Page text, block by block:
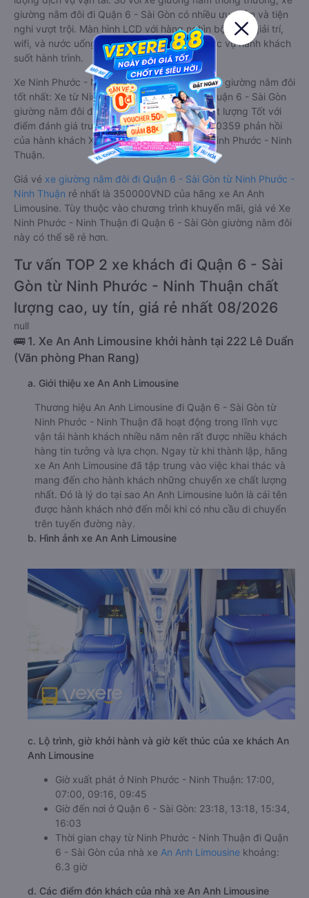
giường nằm đôi đi Quận 6 - Sài Gòn có nhiều ưu điểm và tiện
nghi vượt trội. Màn hình LCD với hàng nghìn bộ phim giải trí,
wifi, và nước uống và chăn đắp miễn phí phục vụ hành khách
suốt hành trình.
Xe Ninh Phước - Ninh Thuận Quận 6 - Sài Gòn giường nằm đôi
tốt nhất: Xe từ Ninh Phước - Ninh Thuận đi Quận 6 - Sài Gòn
giường nằm đôi được đánh giá chung có chất lượng Tốt với
điểm đánh giá trung bình từ 4.8/5 dựa trên 10359 phản hồi
của hành khách Xe về Quận 6 - Sài Gòn từ Ninh Phước - Ninh
Thuận.
Giá vé xe giường nằm đôi đi Quận 6 - Sài Gòn từ Ninh Phước -
Ninh Thuận rẻ nhất là 350000VND của hãng xe An Anh
Limousine. Tùy thuộc vào chương trình khuyến mãi, giá vé Xe
Ninh Phước - Ninh Thuận đi Quận 6 - Sài Gòn giường nằm đôi
này có thể sẽ rẻ hơn.
Tư vấn TOP 2 xe khách đi Quận 6 - Sài
Gòn từ Ninh Phước - Ninh Thuận chất
lượng cao, uy tín, giá rẻ nhất 08/2026
null
🚌 1. Xe An Anh Limousine khởi hành tại 222 Lê Duẩn
(Văn phòng Phan Rang)
a. Giới thiệu xe An Anh Limousine
Thương hiệu An Anh Limousine đi Quận 6 - Sài Gòn từ
Ninh Phước - Ninh Thuận đã hoạt động trong lĩnh vực
vận tải hành khách nhiều năm nên rất được nhiều khách
hàng tin tưởng và lựa chọn. Ngay từ khi thành lập, hãng
xe An Anh Limousine đã tập trung vào việc khai thác và
mang đến cho hành khách những chuyến xe chất lượng
nhất. Đó là lý do tại sao An Anh Limousine luôn là cái tên
được hành khách nhớ đến mỗi khi có nhu cầu di chuyển
trên tuyến đường này.
b. Hình ảnh xe An Anh Limousine
c. Lộ trình, giờ khởi hành và giờ kết thúc của xe khách An
Anh Limousine
Giờ xuất phát ở Ninh Phước - Ninh Thuận: 17:00,
07:00, 09:16, 09:45
Giờ đến nơi ở Quận 6 - Sài Gòn: 23:18, 13:18, 15:34,
16:03
Thời gian chạy từ Ninh Phước - Ninh Thuận đi Quận
6 - Sài Gòn của nhà xe An Anh Limousine khoảng:
6.3 giờ
d. Các điểm đón khách của nhà xe An Anh Limousine